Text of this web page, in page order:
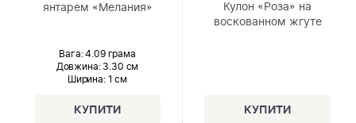
янтарем «Мелания»
Вага: 4.09 грама
Довжина:3.30 см
Ширина: 1 см
Кулон «Роза» на
воскованном жгуте